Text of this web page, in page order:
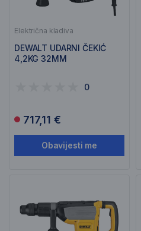
Električna kladiva
DEWALT UDARNI ČEKIĆ
4,2KG 32MM
0
717,11 €
Obavijesti me